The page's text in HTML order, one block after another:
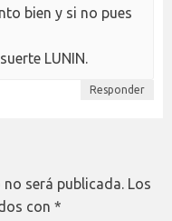
bien y si no pues
LUNIN.
Responder
será publicada. Los
con *